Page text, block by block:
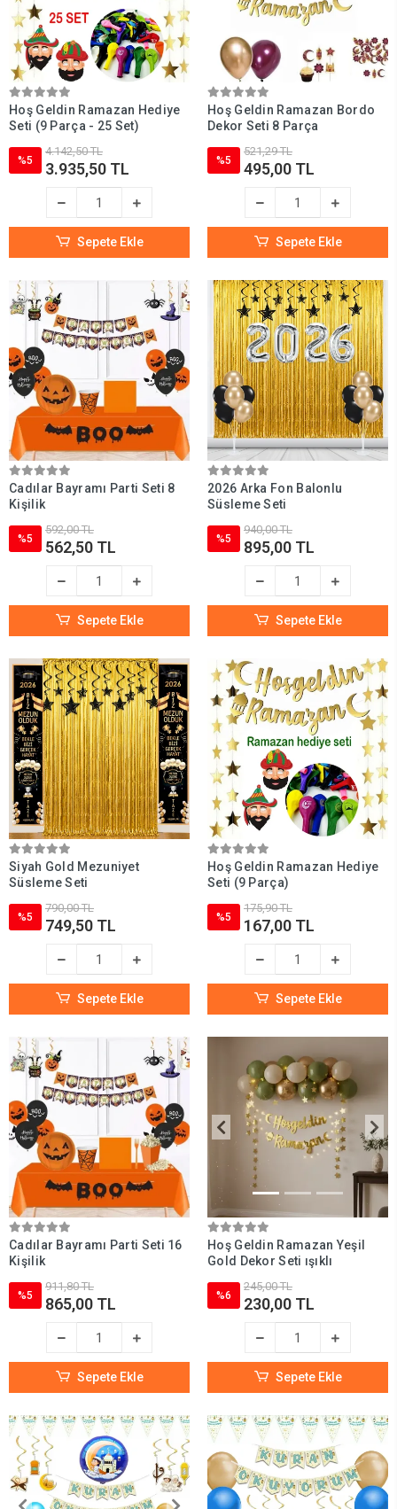
Hoş Geldin Ramazan Hediye
Seti (9 Parça - 25 Set)
%5
4.142,50 TL
3.935,50 TL
Sepete Ekle
Hoş Geldin Ramazan Bordo
Dekor Seti 8 Parça
%5
521,29 TL
495,00 TL
Sepete Ekle
Cadılar Bayramı Parti Seti 8
Kişilik
%5
592,00 TL
562,50 TL
Sepete Ekle
2026 Arka Fon Balonlu
Süsleme Seti
%5
940,00 TL
895,00 TL
Sepete Ekle
Siyah Gold Mezuniyet
Süsleme Seti
%5
790,00 TL
749,50 TL
Sepete Ekle
Hoş Geldin Ramazan Hediye
Seti (9 Parça)
%5
175,90 TL
167,00 TL
Sepete Ekle
Cadılar Bayramı Parti Seti 16
Kişilik
%5
911,80 TL
865,00 TL
Sepete Ekle
Hoş Geldin Ramazan Yeşil
Gold Dekor Seti ışıklı
%6
245,00 TL
230,00 TL
Sepete Ekle